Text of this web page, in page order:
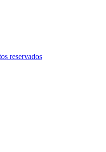
reservados